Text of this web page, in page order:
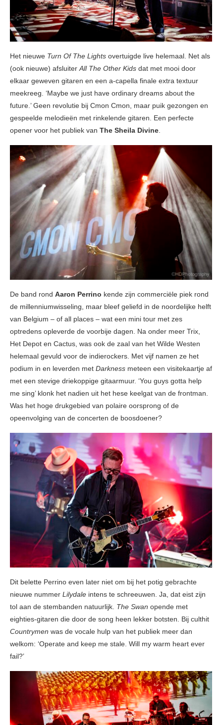
Het nieuwe Turn Of The Lights overtuigde live helemaal. Net als
(ook nieuwe) afsluiterAll The Other Kids dat met mooi door
elkaar geweven gitaren en een a-capella finale extra textuur
meekreeg. ‘Maybe we just have ordinary dreams about the
future.’ Geen revolutie bij Cmon Cmon, maar puik gezongen en
gespeelde melodieën met rinkelende gitaren. Een perfecte
opener voor het publiek van The Sheila Divine.
De band rond Aaron Perrino kende zijn commerciële piek rond
de millenniumwisseling, maar bleef geliefd in de noordelijke helft
van Belgium – of all places – wat een mini tour met zes
optredens opleverde de voorbije dagen. Na onder meer Trix,
Het Depot en Cactus, was ook de zaal van het Wilde Westen
helemaal gevuld voor de indierockers. Met vijf namen ze het
podium in en leverden met Darkness meteen een visitekaartje af
met een stevige driekoppige gitaarmuur. ‘You guys gotta help
me sing’ klonk het nadien uit het hese keelgat van de frontman.
Was het hoge drukgebied van polaire oorsprong of de
opeenvolging van de concerten de boosdoener?
Dit belette Perrino even later niet om bij het potig gebrachte
nieuwe nummer Lilydale intens te schreeuwen. Ja, dat eist zijn
tol aan de stembanden natuurlijk. The Swan opende met
eighties-gitaren die door de song heen lekker botsten. Bij culthit
Countrymen was de vocale hulp van het publiek meer dan
welkom: ‘Operate and keep me stale. Will my warm heart ever
fail?’